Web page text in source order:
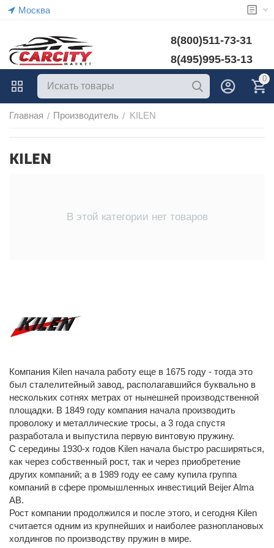
Москва
8(800)511-73-31
8(495)995-53-13
0
Главная / Производитель / KILEN
KILEN
Компания Kilen начала работу еще в 1675 году - тогда это
был сталелитейный завод, располагавшийся буквально в
нескольких сотнях метрах от нынешней производственной
площадки. В 1849 году компания начала производить
проволоку и металлические тросы, а 3 года спустя
разработала и выпустила первую винтовую пружину.
С середины 1930-х годов Kilen начала быстро расширяться,
как через собственный рост, так и через приобретение
других компаний; а в 1989 году ее саму купила группа
компаний в сфере промышленных инвестиций Beijer Alma
AB.
Рост компании продолжился и после этого, и сегодня Kilen
считается одним из крупнейших и наиболее разноплановых
холдингов по производству пружин в мире.
В этой категории нет товаров